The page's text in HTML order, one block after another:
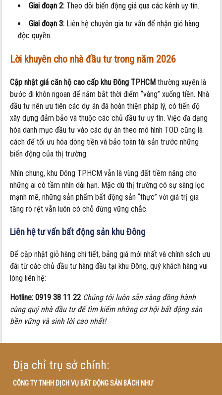
Giai đoạn 2: Theo dõi biến động giá qua các kênh uy tín.
Giai đoạn 3: Liên hệ chuyên gia tư vấn để nhận giỏ hàng
độc quyền.
Lời khuyên cho nhà đầu tư trong năm 2026
Cập nhật giá căn hộ cao cấp khu Đông TPHCM thường xuyên là
bước đi khôn ngoan để nắm bắt thời điểm “vàng” xuống tiền. Nhà
đầu tư nên ưu tiên các dự án đã hoàn thiện pháp lý, có tiến độ
xây dựng đảm bảo và thuộc các chủ đầu tư uy tín. Việc đa dạng
hóa danh mục đầu tư vào các dự án theo mô hình TOD cũng là
cách để tối ưu hóa dòng tiền và bảo toàn tài sản trước những
biến động của thị trường.
Nhìn chung, khu Đông TPHCM vẫn là vùng đất tiềm năng cho
những ai có tầm nhìn dài hạn. Mặc dù thị trường có sự sàng lọc
mạnh mẽ, những sản phẩm bất động sản “thực” với giá trị gia
tăng rõ rệt vẫn luôn có chỗ đứng vững chắc.
Liên hệ tư vấn bất động sản khu Đông
Để cập nhật giỏ hàng chi tiết, bảng giá mới nhất và chính sách ưu
đãi từ các chủ đầu tư hàng đầu tại khu Đông, quý khách hàng vui
lòng liên hệ:
Hotline: 0919 38 11 22 Chúng tôi luôn sẵn sàng đồng hành
cùng quý nhà đầu tư để tìm kiếm những cơ hội bất động sản
bền vững và sinh lời cao nhất!
Địa chỉ trụ sở chính:
CÔNG TY TNHH DỊCH VỤ BẤT ĐỘNG SẢN BÁCH NHƯ